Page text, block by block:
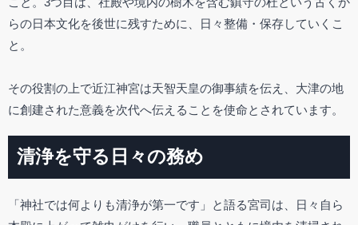
らの日本文化を後世に残すために、日々整備・保存していくこ
と。
その役割の上で近江神宮は天智天皇の御事績を伝え、大津の地
に創建された意義を次代へ伝えることを使命とされています。
清浄を守る日々の務め
「神社では何よりも清浄が第一です」と語る宮司は、日々自ら